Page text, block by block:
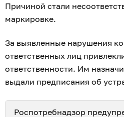
Причиной стали
маркировке.
За выявленные нарушения
ответственных лиц
ответственности. Им
выдали предписания об
Роспотребнадзор